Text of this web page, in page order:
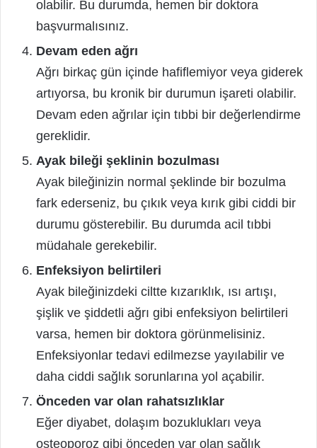
olabilir. Bu durumda, hemen bir doktora
başvurmalısınız.
Devam eden ağrı
Ağrı birkaç gün içinde hafiflemiyor veya giderek
artıyorsa, bu kronik bir durumun işareti olabilir.
Devam eden ağrılar için tıbbi bir değerlendirme
gereklidir.
Ayak bileği şeklinin bozulması
Ayak bileğinizin normal şeklinde bir bozulma
fark ederseniz, bu çıkık veya kırık gibi ciddi bir
durumu gösterebilir. Bu durumda acil tıbbi
müdahale gerekebilir.
Enfeksiyon belirtileri
Ayak bileğinizdeki ciltte kızarıklık, ısı artışı,
şişlik ve şiddetli ağrı gibi enfeksiyon belirtileri
varsa, hemen bir doktora görünmelisiniz.
Enfeksiyonlar tedavi edilmezse yayılabilir ve
daha ciddi sağlık sorunlarına yol açabilir.
Önceden var olan rahatsızlıklar
Eğer diyabet, dolaşım bozuklukları veya
osteoporoz gibi önceden var olan sağlık